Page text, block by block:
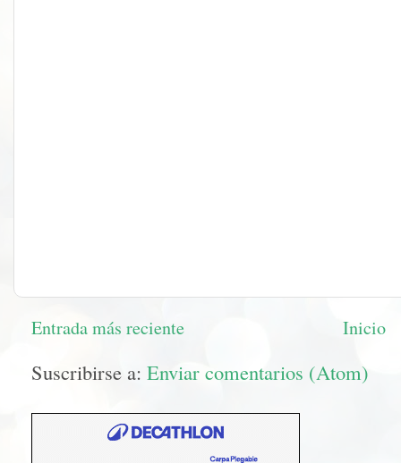
Entrada más reciente Inicio
Suscribirse a: Enviar comentarios (Atom)